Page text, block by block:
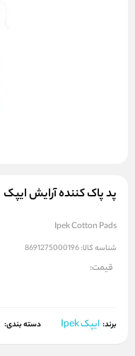
پد پاک‌ کننده آرایش ایپک
Ipek Cotton Pads
شناسه کالا:8691275000196
قیمت:
برند: ایپک Ipek دسته بندی: